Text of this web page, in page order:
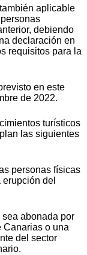
aplicable
debiendo
declaración en
requisitos para la
en este
de 2022.
turísticos
las siguientes
personas físicas
del
abonada por
Canarias o una
del sector